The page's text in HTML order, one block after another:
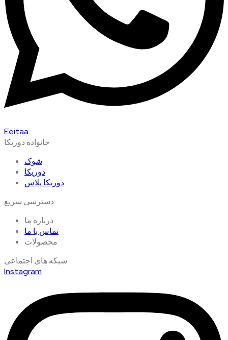
Eeitaa
خانواده دوریکا
شوک
دوریکا
دوریکا پلاس
دسترسی سریع
درباره ما
تماس با ما
محصولات
شبکه های اجتماعی
Instagram